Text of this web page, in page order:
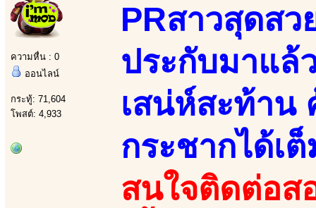
ความหื่น : 0
ออนไลน์
กระทู้: 71,604
โพสต์: 4,933
PRสาวสุดส
ประกับมาแล้
เสน่ห์สะท้าน
กระชากได้เ
สนใจติดต่อส